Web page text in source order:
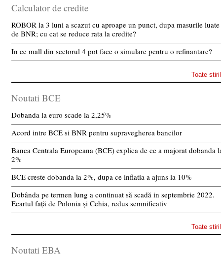
Calculator de credite
ROBOR la 3 luni a scazut cu aproape un punct, dupa masurile luate
de BNR; cu cat se reduce rata la credite?
In ce mall din sectorul 4 pot face o simulare pentru o refinantare?
Toate
Noutati BCE
Dobanda la euro scade la 2,25%
Acord intre BCE si BNR pentru supravegherea bancilor
Banca Centrala Europeana (BCE) explica de ce a majorat dobanda
2%
BCE creste dobanda la 2%, dupa ce inflatia a ajuns la 10%
Dobânda pe termen lung a continuat să scadă in septembrie 2022.
Ecartul față de Polonia și Cehia, redus semnificativ
Toate
Noutati EBA